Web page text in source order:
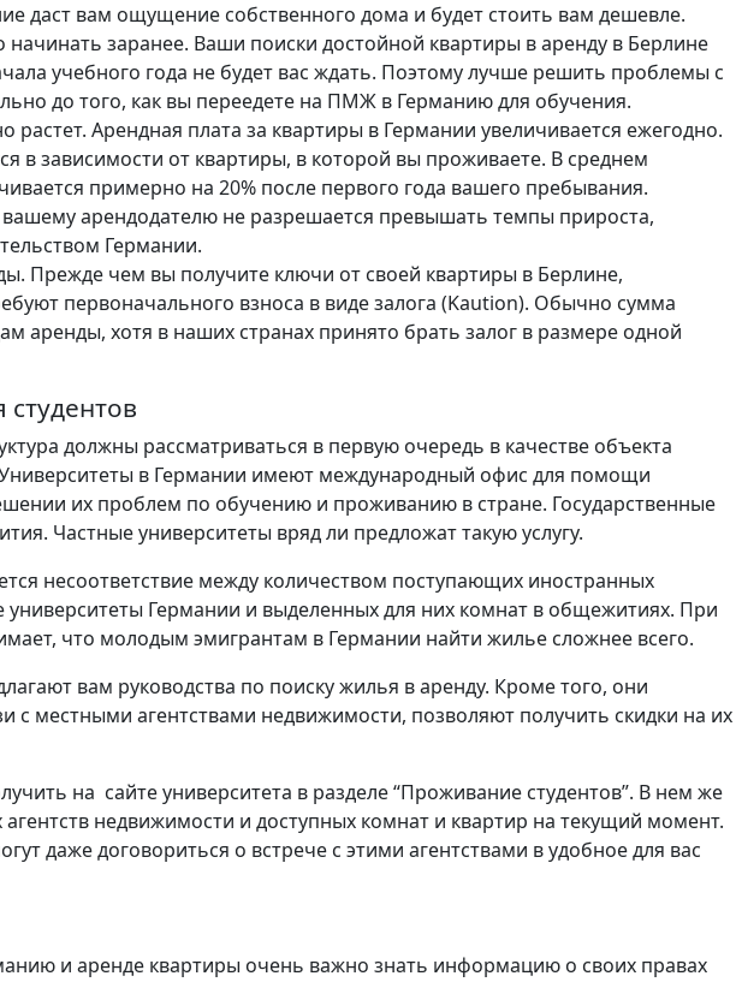
даст вам ощущение собственного дома и будет стоить вам дешевле.
начинать заранее. Ваши поиски достойной квартиры в аренду в Берлине
учебного года не будет вас ждать. Поэтому лучше решить проблемы с
до того, как вы переедете на ПМЖ в Германию для обучения.
растет. Арендная плата за квартиры в Германии увеличивается ежегодно.
в зависимости от квартиры, в которой вы проживаете. В среднем
примерно на 20% после первого года вашего пребывания.
арендодателю не разрешается превышать темпы прироста,
Германии.
Прежде чем вы получите ключи от своей квартиры в Берлине,
первоначального взноса в виде залога (Kaution). Обычно сумма
аренды, хотя в наших странах принято брать залог в размере одной
должны рассматриваться в первую очередь в качестве объекта
в Германии имеют международный офис для помощи
их проблем по обучению и проживанию в стране. Государственные
Частные университеты вряд ли предложат такую услугу.
несоответствие между количеством поступающих иностранных
университеты Германии и выделенных для них комнат в общежитиях. При
что молодым эмигрантам в Германии найти жилье сложнее всего.
вам руководства по поиску жилья в аренду. Кроме того, они
с местными агентствами недвижимости, позволяют получить скидки на их
на сайте университета в разделе “Проживание студентов”. В нем же
недвижимости и доступных комнат и квартир на текущий момент.
даже договориться о встрече с этими агентствами в удобное для вас
и аренде квартиры очень важно знать информацию о своих правах